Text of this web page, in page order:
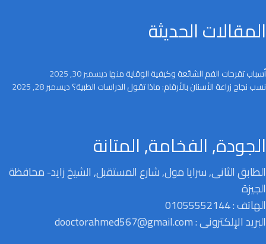
المقالات الحديثة
أسباب تقرحات الفم الشائعة وكيفية الوقاية منهاديسمبر 30, 2025
نسب نجاح زراعة الأسنان بالأرقام: ماذا تقول الدراسات الطبية؟ديسمبر 28, 2025
الجودة, الفخامة, المتانة
الطابق الثانى, سرايا مول, شارع المستقبل, الشيخ زايد- محافظة
الجيزة
الهاتف : 01055552144
البريد الإلكترونى : dooctorahmed567@gmail.com